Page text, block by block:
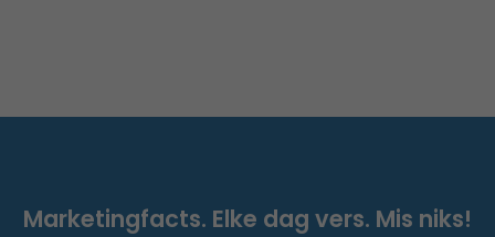
Marketingfacts. Elke dag vers. Mis niks!